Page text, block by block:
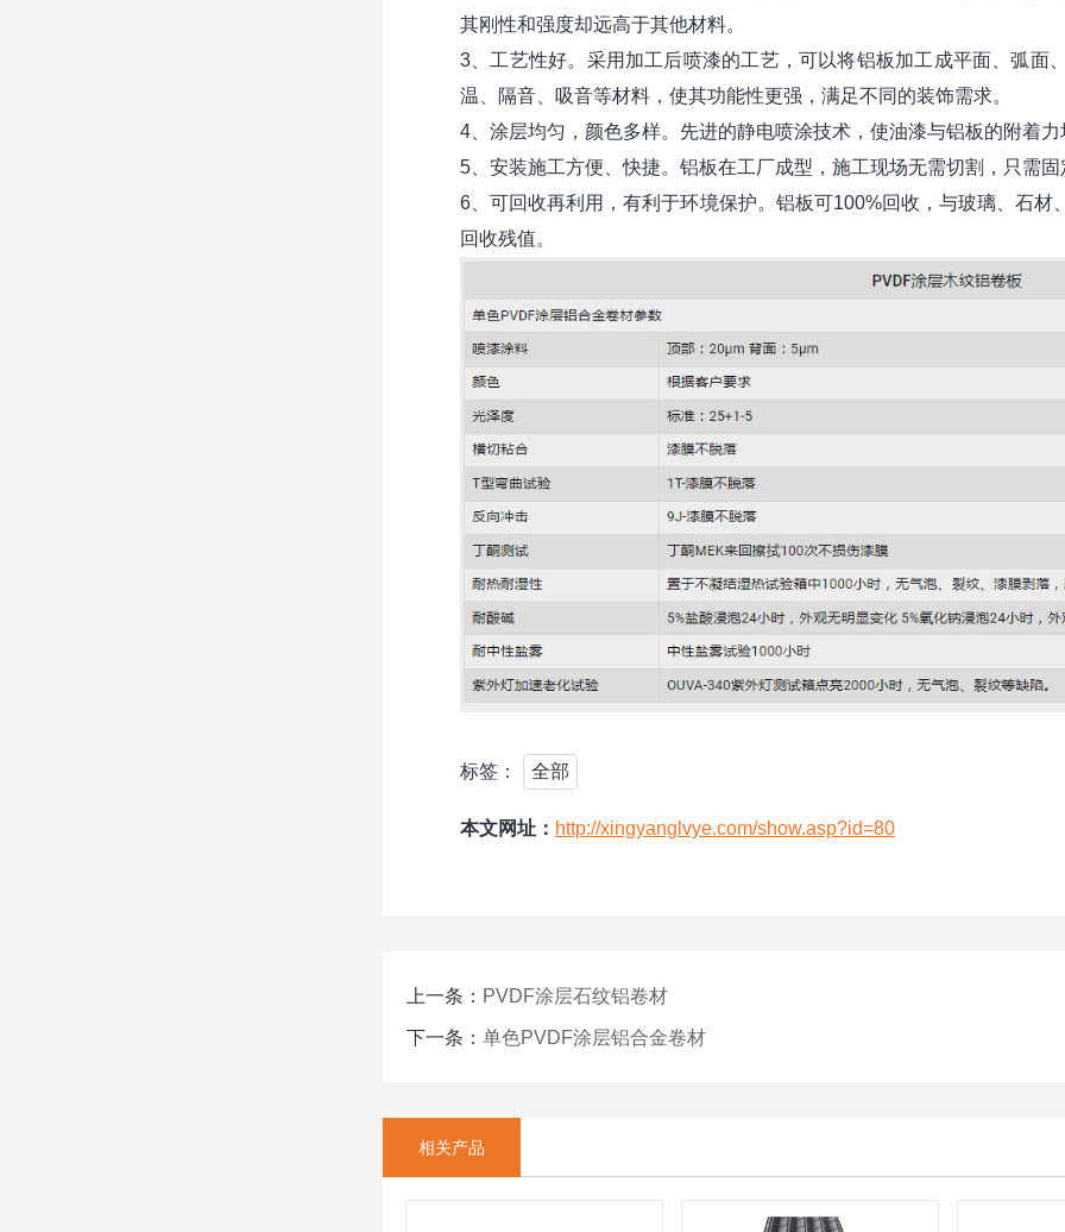
其刚性和强度却远高于其他材料。
3、工艺性好。采用加工后喷漆的工艺，可以将铝板加工成平面、弧面
温、隔音、吸音等材料，使其功能性更强，满足不同的装饰需求。
4、涂层均匀，颜色多样。先进的静电喷涂技术，使油漆与铝板的附着
5、安装施工方便、快捷。铝板在工厂成型，施工现场无需切割，只需
6、可回收再利用，有利于环境保护。铝板可100%回收，与玻璃、石
回收残值。
标签： 全部
本文网址： http://xingyanglvye.com/show.asp?id=80
上一条： PVDF涂层石纹铝卷材
下一条： 单色PVDF涂层铝合金卷材
相关产品